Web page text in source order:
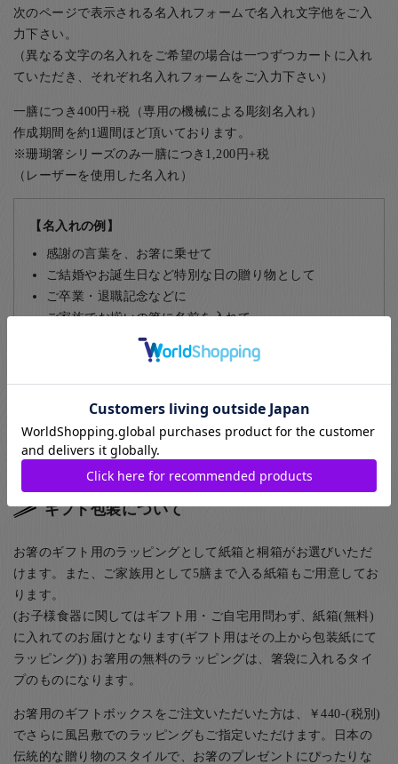
次のページで表示される名入れフォームで名入れ文字他をご入
力下さい。
（異なる文字の名入れをご希望の場合は一つずつカートに入れ
ていただき、それぞれ名入れフォームをご入力下さい）
一膳につき400円+税（専用の機械による彫刻名入れ）
作成期間を約1週間ほど頂いております。
※珊瑚箸シリーズのみ一膳につき1,200円+税
（レーザーを使用した名入れ）
【名入れの例】
感謝の言葉を、お箸に乗せて
ご結婚やお誕生日など特別な日の贈り物として
ご卒業・退職記念などに
ご家族でお揃いの箸に名前を入れて
部活動やサークルの仲間同士で
飲食店など、常連のお客様に
名入れについて詳しくはこちら
ギフト包装について
お箸のギフト用のラッピングとして紙箱と桐箱がお選びいただ
けます。また、ご家族用として5膳まで入る紙箱もご用意してお
ります。
(お子様食器に関してはギフト用・ご自宅用問わず、紙箱(無料)
に入れてのお届けとなります(ギフト用はその上から包装紙にて
ラッピング)) お箸用の無料のラッピングは、箸袋に入れるタイ
プのものになります。
お箸用のギフトボックスをご注文いただいた方は、￥440-(税別)
でさらに風呂敷でのラッピングもご指定いただけます。日本の
伝統的な贈り物のスタイルで、お箸のプレゼントにぴったりな